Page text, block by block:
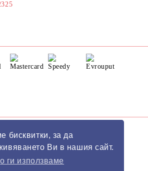
бисквитки, за да
Ви в нашия сайт.
ги използваме
е 100% съобразен с GDPR.